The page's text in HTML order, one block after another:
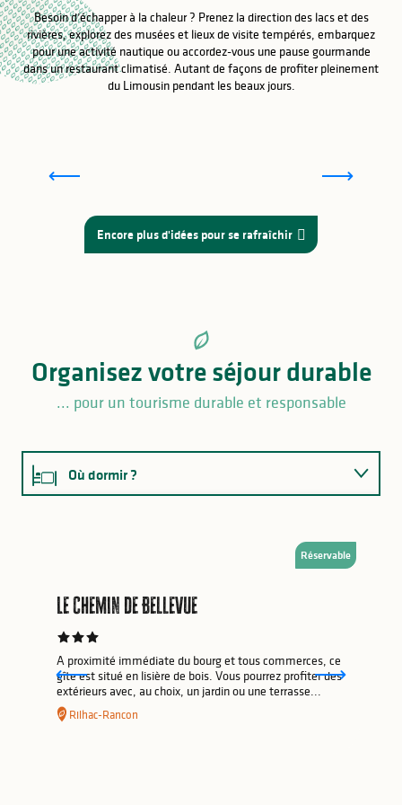
Besoin d’échapper à la chaleur ? Prenez la direction des lacs et des
rivières, explorez des musées et lieux de visite tempérés, embarquez
pour une activité nautique ou accordez-vous une pause gourmande
dans un restaurant climatisé. Autant de façons de profiter pleinement
du Limousin pendant les beaux jours.
Encore plus d'idées pour se rafraîchir
Organisez votre séjour durable
... pour un tourisme durable et responsable
Où dormir ?
Activités
Randonnées
Sorties nature
Le Chemin de Bellevue
A proximité immédiate du bourg et tous commerces, ce
gîte est situé en lisière de bois. Vous pourrez profiter des
extérieurs avec, au choix, un jardin ou une terrasse...
Rilhac-Rancon
Réservable